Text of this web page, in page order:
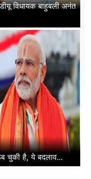
विधायक बाहुबली अनंत
चुकी है, ये बदलाव...